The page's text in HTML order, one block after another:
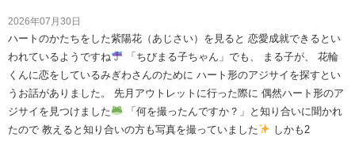
2026年07月30日
ハートのかたちをした紫陽花（あじさい）を見ると 恋愛成就できるとい
われているようですね
「ちびまる子ちゃん」でも、 まる子が、 花輪
くんに恋をしているみぎわさんのために ハート形のアジサイを探すとい
うお話がありました。 先月アウトレットに行った際に 偶然ハート形のア
ジサイを見つけました
「何を撮ったんですか？」と知り合いに聞かれ
たので 教えると知り合いの方も写真を撮っていました
しかも2